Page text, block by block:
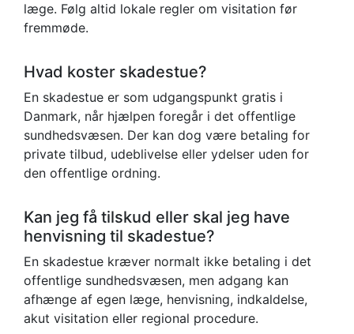
læge. Følg altid lokale regler om visitation før
fremmøde.
Hvad koster skadestue?
En skadestue er som udgangspunkt gratis i
Danmark, når hjælpen foregår i det offentlige
sundhedsvæsen. Der kan dog være betaling for
private tilbud, udeblivelse eller ydelser uden for
den offentlige ordning.
Kan jeg få tilskud eller skal jeg have
henvisning til skadestue?
En skadestue kræver normalt ikke betaling i det
offentlige sundhedsvæsen, men adgang kan
afhænge af egen læge, henvisning, indkaldelse,
akut visitation eller regional procedure.